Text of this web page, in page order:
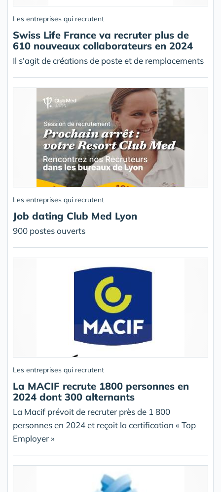
Les entreprises qui recrutent
Swiss Life France va recruter plus de
610 nouveaux collaborateurs en 2024
Il s'agit de créations de poste et de remplacements
Les entreprises qui recrutent
Job dating Club Med Lyon
900 postes ouverts
Les entreprises qui recrutent
La MACIF recrute 1800 personnes en
2024 dont 300 alternants
La Macif prévoit de recruter près de 1 800
personnes en 2024 et reçoit la certification « Top
Employer »